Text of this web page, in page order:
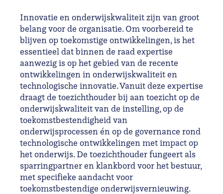
Innovatie en onderwijskwaliteit zijn van groot
belang voor de organisatie. Om voorbereid te
blijven op toekomstige ontwikkelingen, is het
essentieel dat binnen de raad expertise
aanwezig is op het gebied van de recente
ontwikkelingen in onderwijskwaliteit en
technologische innovatie. Vanuit deze expertise
draagt de toezichthouder bij aan toezicht op de
onderwijskwaliteit van de instelling, op de
toekomstbestendigheid van
onderwijsprocessen én op de governance rond
technologische ontwikkelingen met impact op
het onderwijs. De toezichthouder fungeert als
sparringpartner en klankbord voor het bestuur,
met specifieke aandacht voor
toekomstbestendige onderwijsvernieuwing.